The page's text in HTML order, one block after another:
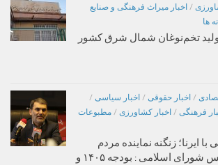
/ اخبار میراث فرهنگی و صنایع
ها
تولید تخم‌نوغان شمال شرق کشور
/ اخبار حقوقی / اخبار سیاسی /
فرهنگی / اخبار کشاورزی / مطبوعات
ایرنا؛ زنگنه نماینده مردم
تربت حیدریه در مجلس شورای اسلامی : بودجه ۱۴۰۵ و